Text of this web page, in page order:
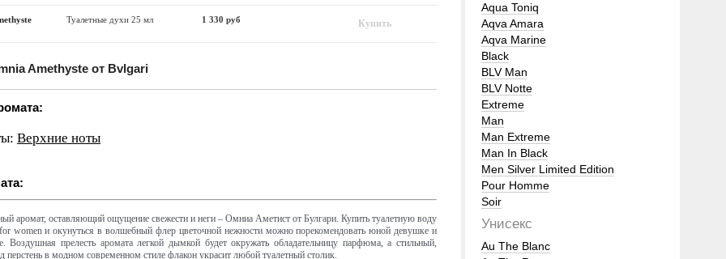
Туалетные духи 25 мл 1 330 руб
Amethyste от Bvlgari
Верхние ноты
аромат, оставляющий ощущение свежести и неги – Омниа Аметист от Булгари. Купить туалетную воду
women и окунуться в волшебный флер цветочной нежности можно порекомендовать юной девушке и
Воздушная прелесть аромата легкой дымкой будет окружать обладательницу парфюма, а стильный,
перстень в модном современном стиле флакон украсит любой туалетный столик.
Aqua Toniq
Aqva Amara
Aqva Marine
Black
BLV Man
BLV Notte
Extreme
Man
Man Extreme
Man In Black
Men Silver Limited Edition
Pour Homme
Soir
Унисекс
Au The Blanc